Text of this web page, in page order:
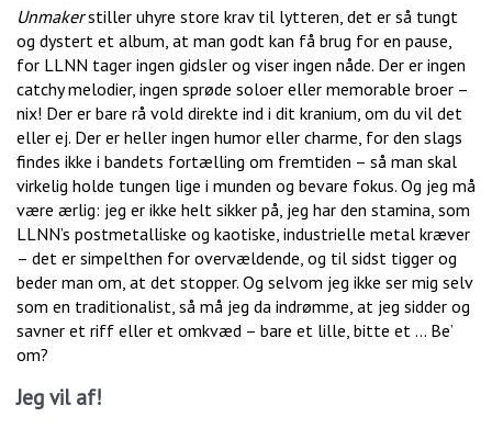
Unmakerstiller uhyre store krav til lytteren, det er så tungt
og dystert et album, at man godt kan få brug for en pause,
for LLNN tager ingen gidsler og viser ingen nåde. Der er ingen
catchy melodier, ingen sprøde soloer eller memorable broer –
nix! Der er bare rå vold direkte ind i dit kranium, om du vil det
eller ej. Der er heller ingen humor eller charme, for den slags
findes ikke i bandets fortælling om fremtiden – så man skal
virkelig holde tungen lige i munden og bevare fokus. Og jeg må
være ærlig: jeg er ikke helt sikker på, jeg har den stamina, som
LLNN’s postmetalliske og kaotiske, industrielle metal kræver
– det er simpelthen for overvældende, og til sidst tigger og
beder man om, at det stopper. Og selvom jeg ikke ser mig selv
som en traditionalist, så må jeg da indrømme, at jeg sidder og
savner et riff eller et omkvæd – bare et lille, bitte et … Be’
om?
Jeg vil af!